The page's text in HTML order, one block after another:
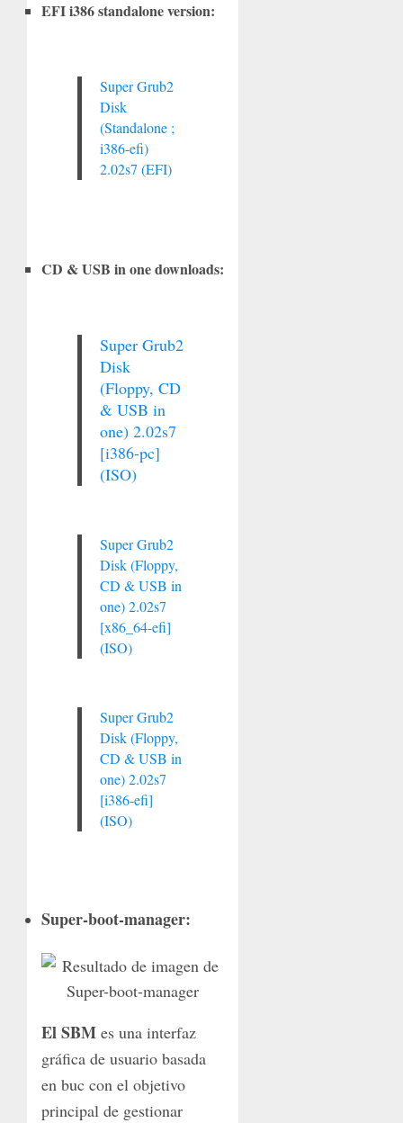
EFI i386 standalone version:
Super Grub2
Disk
(Standalone ;
i386-efi)
2.02s7 (EFI)
CD & USB in one downloads:
Super Grub2
Disk
(Floppy, CD
& USB in
one) 2.02s7
[i386-pc]
(ISO)
Super Grub2
Disk (Floppy,
CD & USB in
one) 2.02s7
[x86_64-efi]
(ISO)
Super Grub2
Disk (Floppy,
CD & USB in
one) 2.02s7
[i386-efi]
(ISO)
Super-boot-manager:
El SBM es una interfaz
gráfica de usuario basada
en buc con el objetivo
principal de gestionar